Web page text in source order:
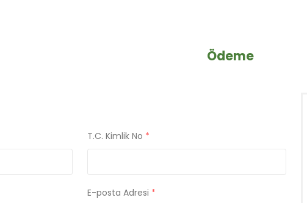
Ödeme
T.C. Kimlik No *
E-posta Adresi *